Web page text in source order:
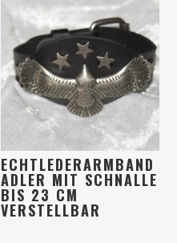
ECHTLEDERARMBAND
ADLER MIT SCHNALLE
BIS 23 CM
VERSTELLBAR